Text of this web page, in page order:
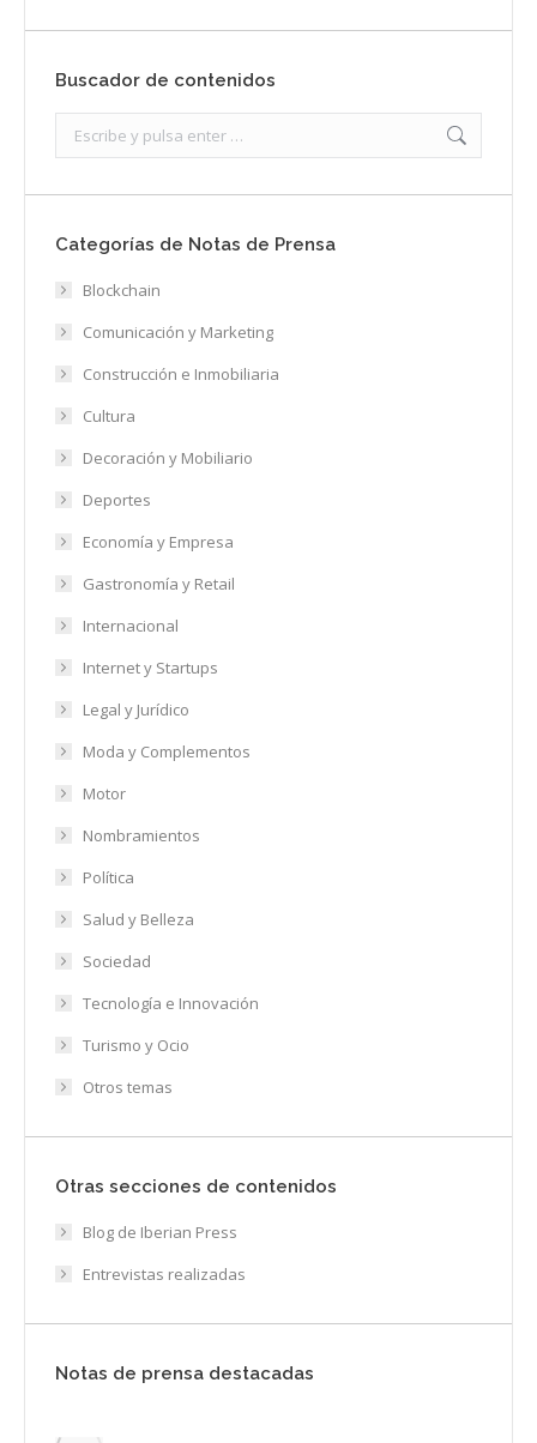
Buscador de contenidos
Categorías de Notas de Prensa
Blockchain
Comunicación y Marketing
Construcción e Inmobiliaria
Cultura
Decoración y Mobiliario
Deportes
Economía y Empresa
Gastronomía y Retail
Internacional
Internet y Startups
Legal y Jurídico
Moda y Complementos
Motor
Nombramientos
Política
Salud y Belleza
Sociedad
Tecnología e Innovación
Turismo y Ocio
Otros temas
Otras secciones de contenidos
Blog de Iberian Press
Entrevistas realizadas
Notas de prensa destacadas